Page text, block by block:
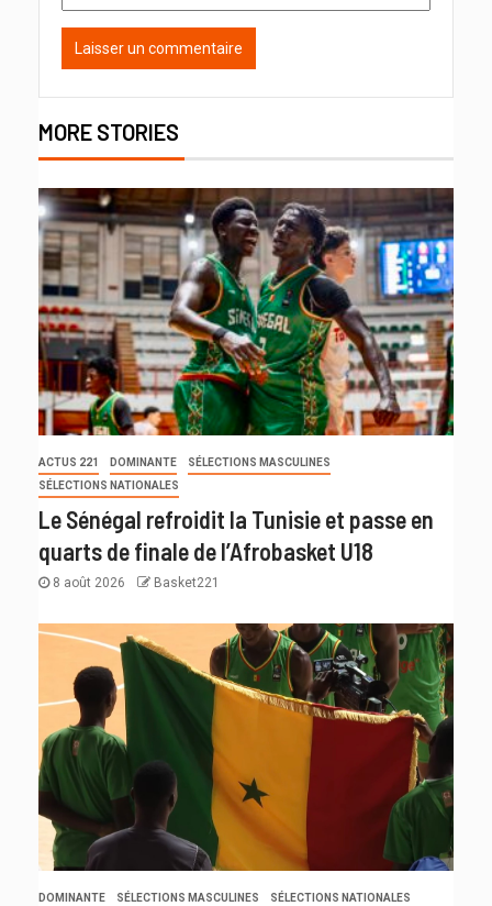
MORE STORIES
ACTUS 221 DOMINANTE
SÉLECTIONS MASCULINES
SÉLECTIONS NATIONALES
Le Sénégal refroidit la Tunisie et passe en
quarts de finale de l’Afrobasket U18
8 août 2026 Basket221
DOMINANTE SÉLECTIONS MASCULINES SÉLECTIONS NATIONALES